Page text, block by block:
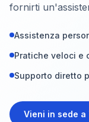
fornirti
Assistenza
Pratiche veloci e
Supporto diretto
Vieni in sede a